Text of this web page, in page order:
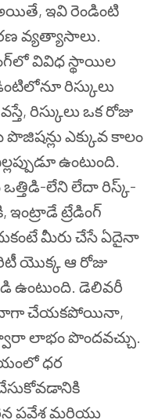
ఇవి రెండింటి
వ్యత్యాసాలు.
వివిధ స్థాయిల
రిస్కులు
రిస్కులు ఒక రోజు
ఎక్కువ కాలం
ఉంటుంది.
లేని లేదా రిస్క్-
ఇంట్రాడే ట్రేడింగ్
మీరు చేసే ఏదైనా
యొక్క ఆ రోజు
ఉంటుంది. డెలివరీ
బాగా చేయకపోయినా,
లాభం పొందవచ్చు.
ధర
ప్రవేశ మరియు